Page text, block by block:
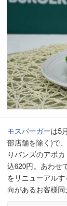
モスバーガーは5
部店舗を除く)で
りバンズのアボ
込620円。あわせ
をリニューアルす
向があるお客様